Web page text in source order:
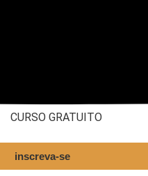
CURSO GRATUITO
inscreva-se